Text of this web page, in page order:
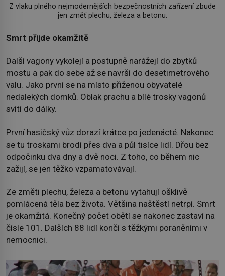
Z vlaku plného nejmodernějších bezpečnostních zařízení zbude
jen změť plechu, železa a betonu.
Smrt přijde okamžitě
Další vagony vykolejí a postupně narážejí do zbytků
mostu a pak do sebe až se navrší do desetimetrového
valu. Jako první se na místo přiženou obyvatelé
nedalekých domků. Oblak prachu a bílé trosky vagonů
svítí do dálky.
První hasičský vůz dorazí krátce po jedenácté. Nakonec
se tu troskami brodí přes dva a půl tisíce lidí. Dřou bez
odpočinku dva dny a dvě noci. Z toho, co během nic
zažijí, se jen těžko vzpamatovávají.
Ze změti plechu, železa a betonu vytahují ošklivě
pomlácená těla bez života. Většina naštěstí netrpí. Smrt
je okamžitá. Konečný počet obětí se nakonec zastaví na
čísle 101. Dalších 88 lidí končí s těžkými poraněními v
nemocnici.